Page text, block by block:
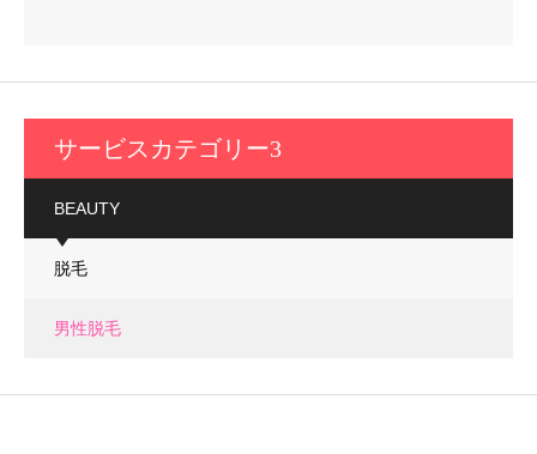
サービスカテゴリー3
BEAUTY
脱毛
男性脱毛